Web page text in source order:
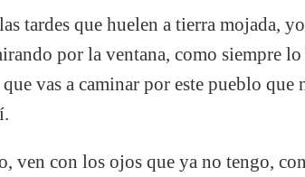
tardes que huelen a tierra mojada,
por la ventana, como siempre lo
vas a caminar por este pueblo que
ven con los ojos que ya no tengo,